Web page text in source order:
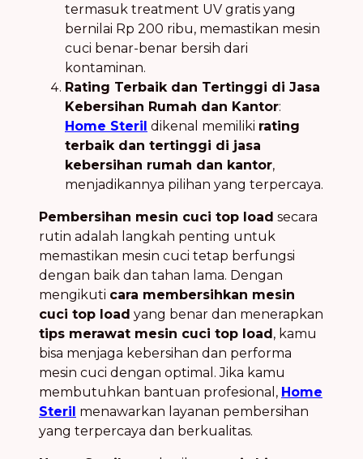
termasuk treatment UV gratis yang
bernilai Rp 200 ribu, memastikan mesin
cuci benar-benar bersih dari
kontaminan.
Rating Terbaik dan Tertinggi di Jasa
Kebersihan Rumah dan Kantor:
Home Steril dikenal memiliki rating
terbaik dan tertinggi di jasa
kebersihan rumah dan kantor,
menjadikannya pilihan yang terpercaya.
Pembersihan mesin cuci top load secara
rutin adalah langkah penting untuk
memastikan mesin cuci tetap berfungsi
dengan baik dan tahan lama. Dengan
mengikuti cara membersihkan mesin
cuci top load yang benar dan menerapkan
tips merawat mesin cuci top load, kamu
bisa menjaga kebersihan dan performa
mesin cuci dengan optimal. Jika kamu
membutuhkan bantuan profesional, Home
Steril menawarkan layanan pembersihan
yang terpercaya dan berkualitas.